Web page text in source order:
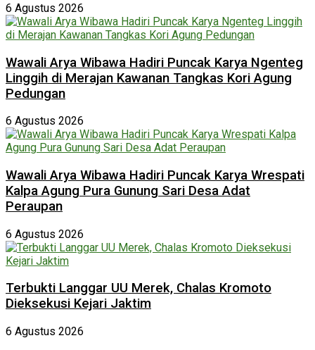
6 Agustus 2026
Wawali Arya Wibawa Hadiri Puncak Karya Ngenteg
Linggih di Merajan Kawanan Tangkas Kori Agung
Pedungan
6 Agustus 2026
Wawali Arya Wibawa Hadiri Puncak Karya Wrespati
Kalpa Agung Pura Gunung Sari Desa Adat
Peraupan
6 Agustus 2026
Terbukti Langgar UU Merek, Chalas Kromoto
Dieksekusi Kejari Jaktim
6 Agustus 2026